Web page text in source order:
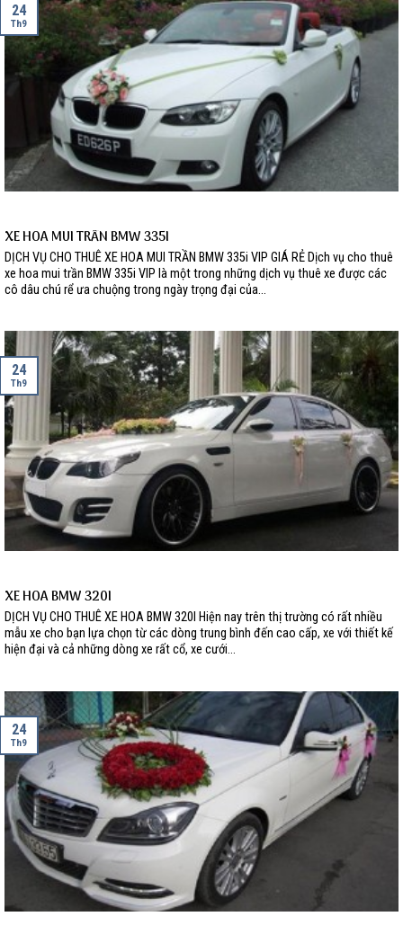
XE HOA MUI TRẦN BMW 335I
DỊCH VỤ CHO THUÊ XE HOA MUI TRẦN BMW 335i VIP GIÁ RẺ Dịch vụ cho thuê
xe hoa mui trần BMW 335i VIP là một trong những dịch vụ thuê xe được các
cô dâu chú rể ưa chuộng trong ngày trọng đại của...
24
Th9
XE HOA BMW 320I
DỊCH VỤ CHO THUÊ XE HOA BMW 320I Hiện nay trên thị trường có rất nhiều
mẫu xe cho bạn lựa chọn từ các dòng trung bình đến cao cấp, xe với thiết kế
hiện đại và cả những dòng xe rất cổ, xe cưới...
24
Th9
24
Th9